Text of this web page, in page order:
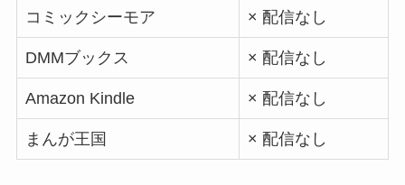
コミックシーモア × 配信なし
DMMブックス × 配信なし
Amazon Kindle × 配信なし
まんが王国 × 配信なし